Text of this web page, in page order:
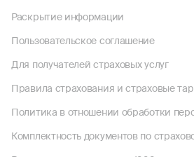
Раскрытие информации
Пользовательское соглашение
Для получателей страховых услуг
Правила страхования и страховые
Политика в отношении обработки
Комплектность документов по